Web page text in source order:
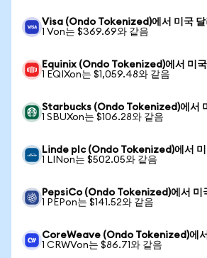
Visa (Ondo Tokenized)에서 미국 달
1 Von는 $369.69와 같음
Equinix (Ondo Tokenized)에서 미국
1 EQIXon는 $1,059.48와 같음
Starbucks (Ondo Tokenized)에서
1 SBUXon는 $106.28와 같음
Linde plc (Ondo Tokenized)에서 미
1 LINon는 $502.05와 같음
PepsiCo (Ondo Tokenized)에서 미
1 PEPon는 $141.52와 같음
CoreWeave (Ondo Tokenized)에서
1 CRWVon는 $86.71와 같음